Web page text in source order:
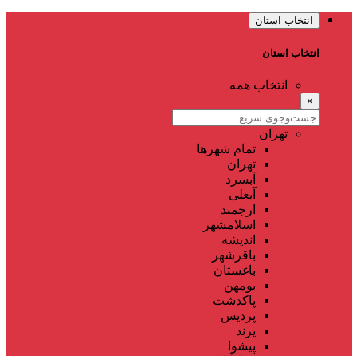
انتخاب استان
انتخاب استان
انتخاب همه
×
تهران
تمام شهر‌ها
تهران
آبسرد
آبعلی
ارجمند
اسلامشهر
اندیشه
باقرشهر
باغستان
بومهن
پاکدشت
پردیس
پرند
پیشوا